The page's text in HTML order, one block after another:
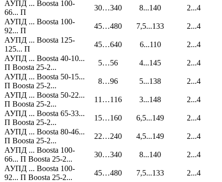
АУПД ... Boosta 100-
66... П
30…340 8...140
2...4
АУПД ... Boosta 100-
92... П
45…480 7,5...133
2...4
АУПД ... Boosta 125-
125... П
45…640 6...110
2...4
АУПД ... Boosta 40-10...
П Boosta 25-2...
5…56 4...145
2...4
АУПД ... Boosta 50-15...
П Boosta 25-2...
8…96 5...138
2...4
АУПД ... Boosta 50-22...
П Boosta 25-2...
11…116 3...148
2...4
АУПД ... Boosta 65-33...
П Boosta 25-2...
15…160 6,5...149
2...4
АУПД ... Boosta 80-46...
П Boosta 25-2...
22…240 4,5...149
2...4
АУПД ... Boosta 100-
66... П Boosta 25-2...
30…340 8...140
2...4
АУПД ... Boosta 100-
92... П Boosta 25-2...
45…480 7,5...133 2...4